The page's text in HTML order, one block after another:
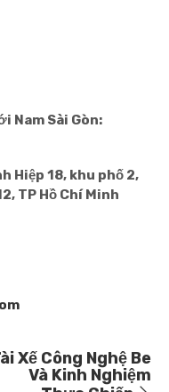
Nam Sài Gòn:
Hiệp 18, khu phố 2,
TP Hồ Chí Minh
Xế Công Nghệ Be
Và Kinh Nghiệm